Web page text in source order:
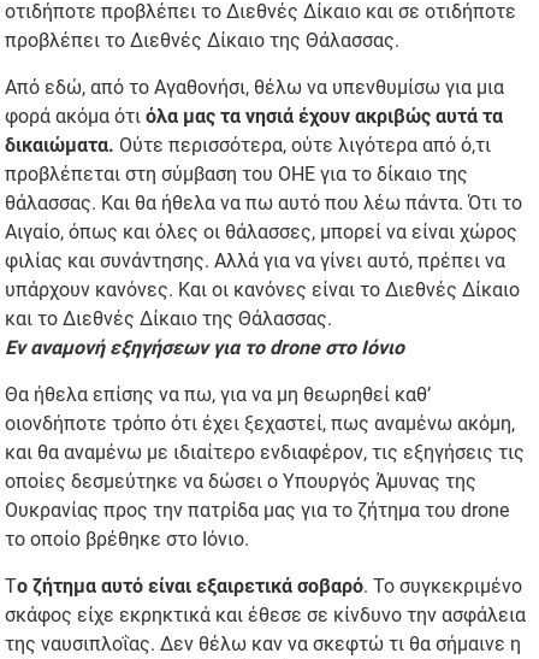
οτιδήποτε προβλέπει το Διεθνές Δίκαιο και σε οτιδήποτε
προβλέπει το Διεθνές Δίκαιο της Θάλασσας.
Από εδώ, από το Αγαθονήσι, θέλω να υπενθυμίσω για μια
φορά ακόμα ότιόλα μας τα νησιά έχουν ακριβώς αυτά τα
δικαιώματα. Ούτε περισσότερα, ούτε λιγότερα από ό,τι
προβλέπεται στη σύμβαση του ΟΗΕ για το δίκαιο της
θάλασσας. Και θα ήθελα να πω αυτό που λέω πάντα. Ότι το
Αιγαίο, όπως και όλες οι θάλασσες, μπορεί να είναι χώρος
φιλίας και συνάντησης. Αλλά για να γίνει αυτό, πρέπει να
υπάρχουν κανόνες. Και οι κανόνες είναι το Διεθνές Δίκαιο
και το Διεθνές Δίκαιο της Θάλασσας.
Εν αναμονή εξηγήσεων για το drone στο Ιόνιο
Θα ήθελα επίσης να πω, για να μη θεωρηθεί καθ’
οιονδήποτε τρόπο ότι έχει ξεχαστεί, πως αναμένω ακόμη,
και θα αναμένω με ιδιαίτερο ενδιαφέρον, τις εξηγήσεις τις
οποίες δεσμεύτηκε να δώσει ο Υπουργός Άμυνας της
Ουκρανίας προς την πατρίδα μας για το ζήτημα του drone
το οποίο βρέθηκε στο Ιόνιο.
Το ζήτημα αυτό είναι εξαιρετικά σοβαρό. Το συγκεκριμένο
σκάφος είχε εκρηκτικά και έθεσε σε κίνδυνο την ασφάλεια
της ναυσιπλοΐας. Δεν θέλω καν να σκεφτώ τι θα σήμαινε η